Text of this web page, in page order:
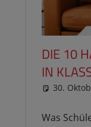
DIE 10
IN
30.
Was